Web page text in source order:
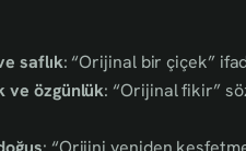
saflık: “Orijinal bir çiçek”
ve özgünlük: “Orijinal fikir”